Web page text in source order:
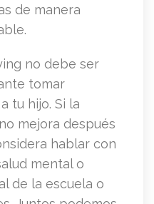
de manera
no debe ser
tomar
tu hijo. Si la
mejora después
hablar con
mental o
de la escuela o